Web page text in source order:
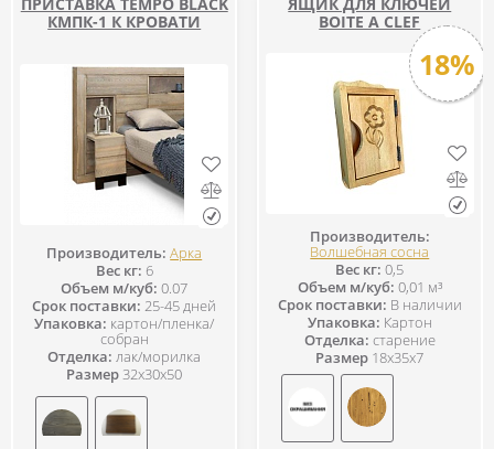
КМПК-1 К КРОВАТИ
Производитель: Арка
Вес кг: 6
Объем м/куб: 0.07
Срок поставки: 25-45 дней
Упаковка: картон/пленка/
собран
Отделка: лак/морилка
Размер32x30x50
BOITE A CLEF
18%
Производитель:
Волшебная сосна
Вес кг: 0,5
Объем м/куб: 0,01 м³
Срок поставки: В наличии
Упаковка: Картон
Отделка: старение
Размер 18x35x7